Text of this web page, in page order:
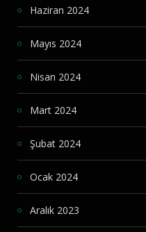
Haziran 2024
Mayıs 2024
Nisan 2024
Mart 2024
Şubat 2024
Ocak 2024
Aralık 2023